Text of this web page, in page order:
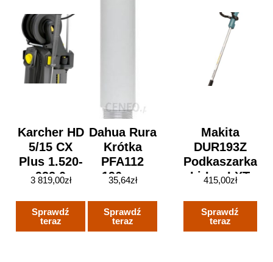
Karcher HD
5/15 CX
Plus 1.520-
932.0
3 819,00zł
Sprawdź
teraz
Makita
DUR193Z
Podkaszarka
Li-Ion LXT
415,00zł
Sprawdź
teraz
Dahua Rura
Krótka
PFA112
196mm
35,64zł
Sprawdź
teraz